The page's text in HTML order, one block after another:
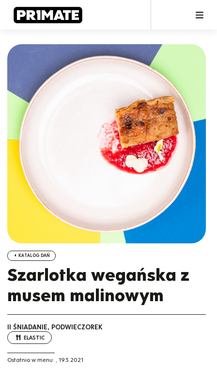
KATALOG DAŃ
Szarlotka wegańska z
musem malinowym
II ŚNIADANIE, PODWIECZOREK
ELASTIC
Ostatnio w menu: , 19.3.2021